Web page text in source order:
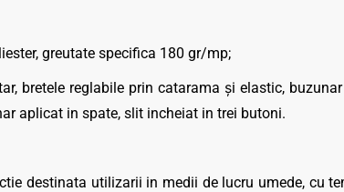
greutate specifica 180 gr/mp;
bretele reglabile prin catarama şi elastic,
aplicat in spate, slit incheiat in trei butoni.
destinata utilizarii in medii de lucru umede, cu